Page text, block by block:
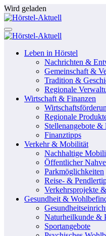
Zum
Inhalt
springen
Wird geladen
Leben in Hörstel
Nachrichten &
Gemeinschaft &
Tradition &
Regionale
Wirtschaft & Finanzen
Regionale
Stellenangebote &
Finanztipps
Verkehr & Mobilität
Nachhaltige
Öffentlicher
Parkmöglichkeiten
Reise- &
Verkehrsprojekte
Gesundheit &
Naturheilkunde &
Sportangebote